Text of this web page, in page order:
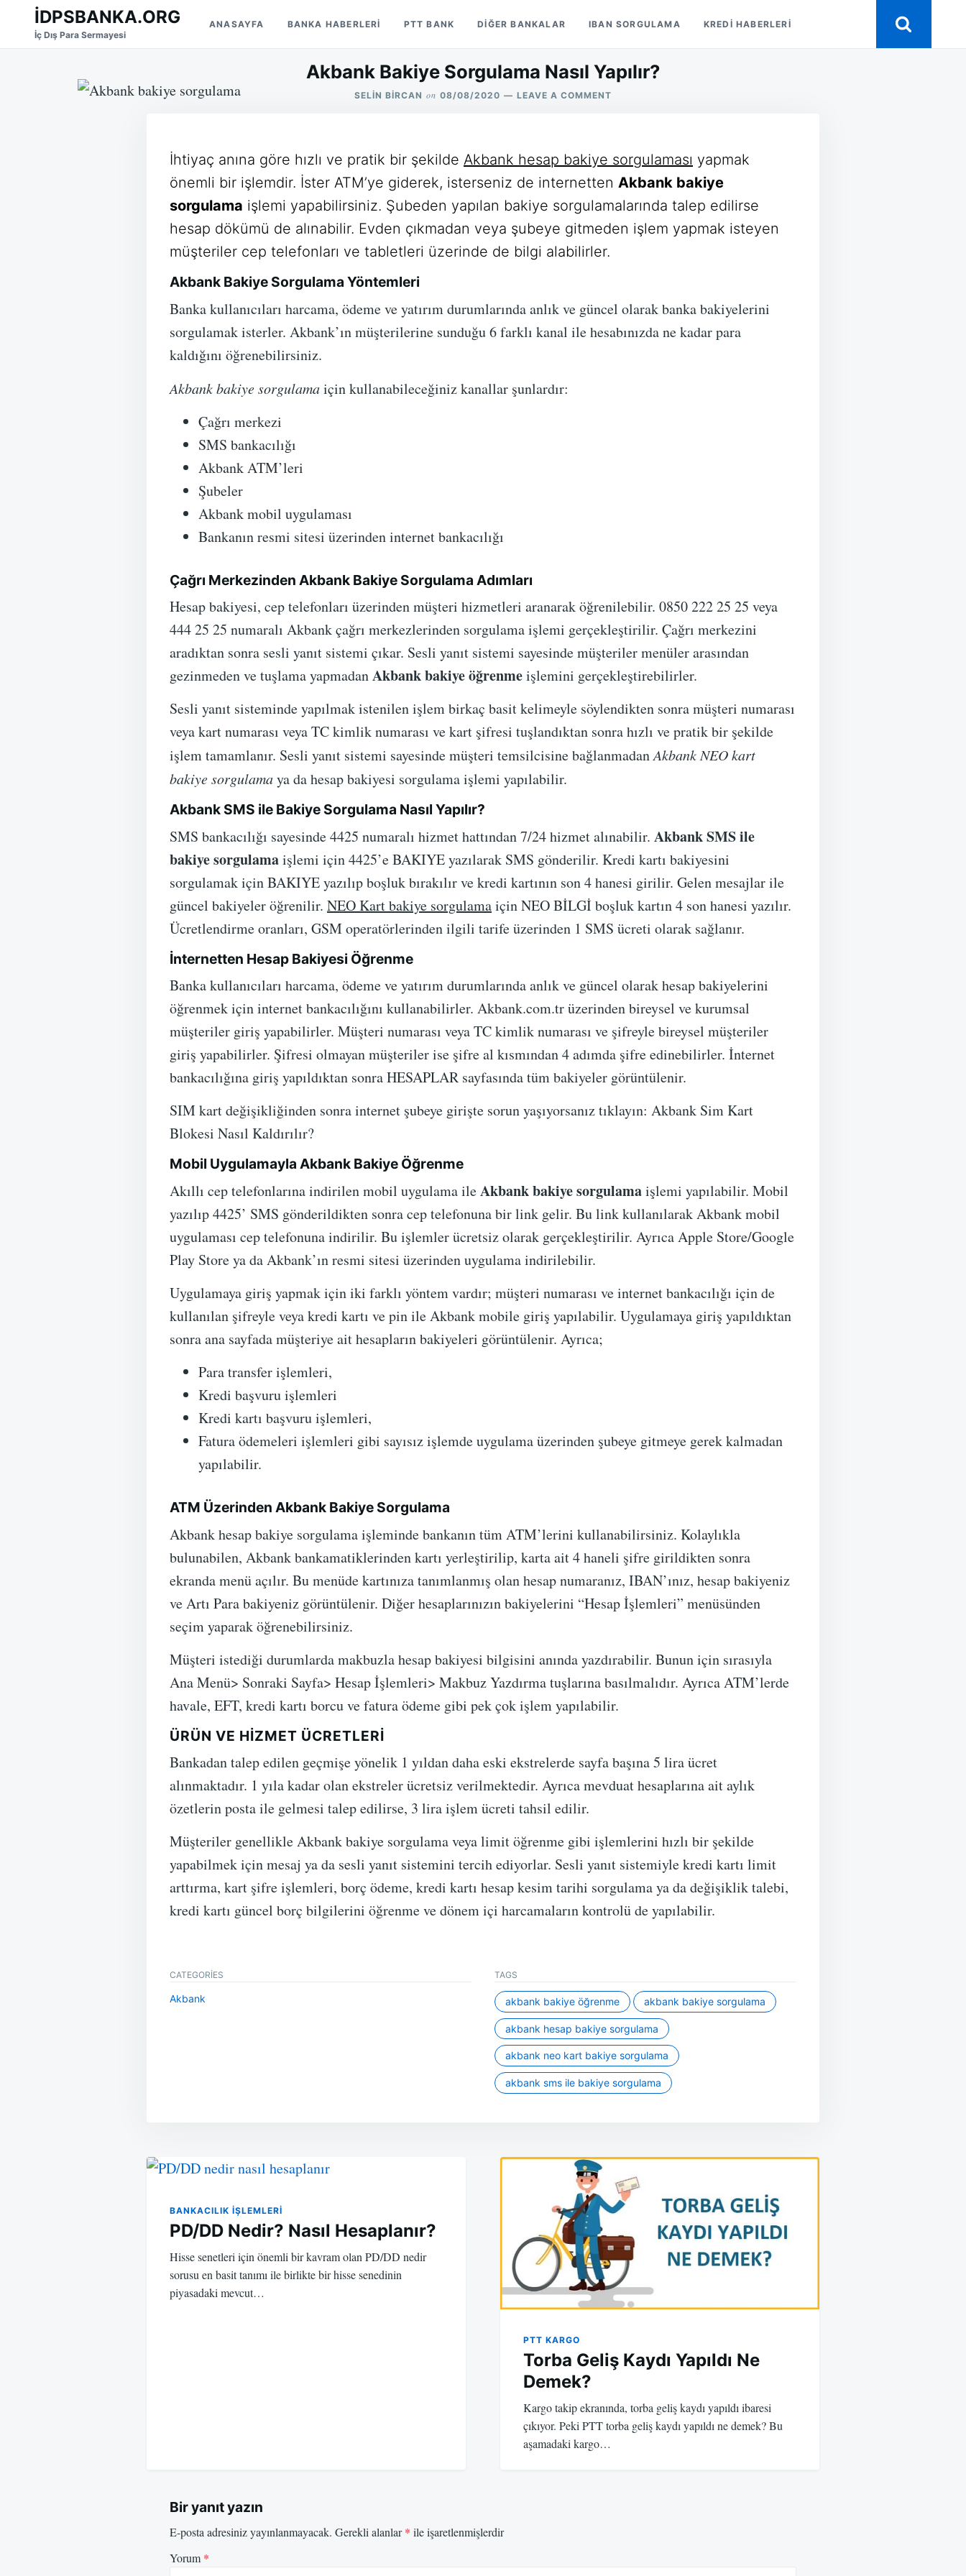
Search
for:
İDPSBANKA.ORG
İç Dış Para Sermayesi
ANASAYFA BANKA HABERLERI PTT BANK DIĞER BANKALAR IBAN SORGULAMA KREDI HABERLERI
Akbank Bakiye Sorgulama Nasıl Yapılır?
SELIN BIRCAN on 08/08/2020 LEAVE A COMMENT
YAPILIR?
İhtiyaç anına göre hızlı ve pratik bir şekilde Akbank hesap bakiye sorgulaması yapmak
önemli bir işlemdir. İster ATM’ye giderek, isterseniz de internetten Akbank bakiye
sorgulama işlemi yapabilirsiniz. Şubeden yapılan bakiye sorgulamalarında talep edilirse
hesap dökümü de alınabilir. Evden çıkmadan veya şubeye gitmeden işlem yapmak isteyen
müşteriler cep telefonları ve tabletleri üzerinde de bilgi alabilirler.
Akbank Bakiye Sorgulama Yöntemleri
Banka kullanıcıları harcama, ödeme ve yatırım durumlarında anlık ve güncel olarak banka bakiyelerini
sorgulamak isterler. Akbank’ın müşterilerine sunduğu 6 farklı kanal ile hesabınızda ne kadar para
kaldığını öğrenebilirsiniz.
Akbank bakiye sorgulamaiçin kullanabileceğiniz kanallar şunlardır:
Çağrı merkezi
SMS bankacılığı
Akbank ATM’leri
Şubeler
Akbank mobil uygulaması
Bankanın resmi sitesi üzerinden internet bankacılığı
Çağrı Merkezinden Akbank Bakiye Sorgulama Adımları
Hesap bakiyesi, cep telefonları üzerinden müşteri hizmetleri aranarak öğrenilebilir. 0850 222 25 25 veya
444 25 25 numaralı Akbank çağrı merkezlerinden sorgulama işlemi gerçekleştirilir. Çağrı merkezini
aradıktan sonra sesli yanıt sistemi çıkar. Sesli yanıt sistemi sayesinde müşteriler menüler arasından
gezinmeden ve tuşlama yapmadanAkbank bakiye öğrenmeişlemini gerçekleştirebilirler.
Sesli yanıt sisteminde yapılmak istenilen işlem birkaç basit kelimeyle söylendikten sonra müşteri numarası
veya kart numarası veya TC kimlik numarası ve kart şifresi tuşlandıktan sonra hızlı ve pratik bir şekilde
işlem tamamlanır. Sesli yanıt sistemi sayesinde müşteri temsilcisine bağlanmadanAkbank NEO kart
bakiye sorgulamaya da hesap bakiyesi sorgulama işlemi yapılabilir.
Akbank SMS ile Bakiye Sorgulama Nasıl Yapılır?
SMS bankacılığı sayesinde 4425 numaralı hizmet hattından 7/24 hizmet alınabilir. Akbank SMS ile
bakiye sorgulamaişlemi için 4425’e BAKIYE yazılarak SMS gönderilir. Kredi kartı bakiyesini
sorgulamak için BAKIYE yazılıp boşluk bırakılır ve kredi kartının son 4 hanesi girilir. Gelen mesajlar ile
güncel bakiyeler öğrenilir. NEO Kart bakiye sorgulamaiçin NEO BİLGİ boşluk kartın 4 son hanesi yazılır.
Ücretlendirme oranları, GSM operatörlerinden ilgili tarife üzerinden 1 SMS ücreti olarak sağlanır.
İnternetten Hesap Bakiyesi Öğrenme
Banka kullanıcıları harcama, ödeme ve yatırım durumlarında anlık ve güncel olarak hesap bakiyelerini
öğrenmek için internet bankacılığını kullanabilirler. Akbank.com.tr üzerinden bireysel ve kurumsal
müşteriler giriş yapabilirler. Müşteri numarası veya TC kimlik numarası ve şifreyle bireysel müşteriler
giriş yapabilirler. Şifresi olmayan müşteriler ise şifre al kısmından 4 adımda şifre edinebilirler. İnternet
bankacılığına giriş yapıldıktan sonra HESAPLAR sayfasında tüm bakiyeler görüntülenir.
SIM kart değişikliğinden sonra internet şubeye girişte sorun yaşıyorsanız tıklayın: Akbank Sim Kart
Blokesi Nasıl Kaldırılır?
Mobil Uygulamayla Akbank Bakiye Öğrenme
Akıllı cep telefonlarına indirilen mobil uygulama ileAkbank bakiye sorgulamaişlemi yapılabilir. Mobil
yazılıp 4425’ SMS gönderildikten sonra cep telefonuna bir link gelir. Bu link kullanılarak Akbank mobil
uygulaması cep telefonuna indirilir. Bu işlemler ücretsiz olarak gerçekleştirilir. Ayrıca Apple Store/Google
Play Store ya da Akbank’ın resmi sitesi üzerinden uygulama indirilebilir.
Uygulamaya giriş yapmak için iki farklı yöntem vardır; müşteri numarası ve internet bankacılığı için de
kullanılan şifreyle veya kredi kartı ve pin ile Akbank mobile giriş yapılabilir. Uygulamaya giriş yapıldıktan
sonra ana sayfada müşteriye ait hesapların bakiyeleri görüntülenir. Ayrıca;
Para transfer işlemleri,
Kredi başvuru işlemleri
Kredi kartı başvuru işlemleri,
Fatura ödemeleri işlemleri gibi sayısız işlemde uygulama üzerinden şubeye gitmeye gerek kalmadan
yapılabilir.
ATM Üzerinden Akbank Bakiye Sorgulama
Akbank hesap bakiye sorgulama işleminde bankanın tüm ATM’lerini kullanabilirsiniz. Kolaylıkla
bulunabilen, Akbank bankamatiklerinden kartı yerleştirilip, karta ait 4 haneli şifre girildikten sonra
ekranda menü açılır. Bu menüde kartınıza tanımlanmış olan hesap numaranız, IBAN’ınız, hesap bakiyeniz
ve Artı Para bakiyeniz görüntülenir. Diğer hesaplarınızın bakiyelerini “Hesap İşlemleri” menüsünden
seçim yaparak öğrenebilirsiniz.
Müşteri istediği durumlarda makbuzla hesap bakiyesi bilgisini anında yazdırabilir. Bunun için sırasıyla
Ana Menü> Sonraki Sayfa> Hesap İşlemleri> Makbuz Yazdırma tuşlarına basılmalıdır. Ayrıca ATM’lerde
havale, EFT, kredi kartı borcu ve fatura ödeme gibi pek çok işlem yapılabilir.
ÜRÜN VE HIZMET ÜCRETLERI
Bankadan talep edilen geçmişe yönelik 1 yıldan daha eski ekstrelerde sayfa başına 5 lira ücret
alınmaktadır. 1 yıla kadar olan ekstreler ücretsiz verilmektedir. Ayrıca mevduat hesaplarına ait aylık
özetlerin posta ile gelmesi talep edilirse, 3 lira işlem ücreti tahsil edilir.
Müşteriler genellikle Akbank bakiye sorgulama veya limit öğrenme gibi işlemlerini hızlı bir şekilde
yapabilmek için mesaj ya da sesli yanıt sistemini tercih ediyorlar. Sesli yanıt sistemiyle kredi kartı limit
arttırma, kart şifre işlemleri, borç ödeme, kredi kartı hesap kesim tarihi sorgulama ya da değişiklik talebi,
kredi kartı güncel borç bilgilerini öğrenme ve dönem içi harcamaların kontrolü de yapılabilir.
CATEGORIES
Akbank
TAGS
akbank bakiye öğrenme akbank bakiye sorgulama
akbank hesap bakiye sorgulama
akbank neo kart bakiye sorgulama
akbank sms ile bakiye sorgulama
gezinmesi
BANKACILIK IŞLEMLERI
PD/DD Nedir? Nasıl Hesaplanır?
Hisse senetleri için önemli bir kavram olan PD/DD nedir
sorusu en basit tanımı ile birlikte bir hisse senedinin
piyasadaki mevcut…
PTT KARGO
Torba Geliş Kaydı Yapıldı Ne
Demek?
Kargo takip ekranında, torba geliş kaydı yapıldı ibaresi
çıkıyor. Peki PTT torba geliş kaydı yapıldı ne demek? Bu
aşamadaki kargo…
Bir yanıt yazın
E-posta adresiniz yayınlanmayacak. Gerekli alanlar* ile işaretlenmişlerdir
Yorum *